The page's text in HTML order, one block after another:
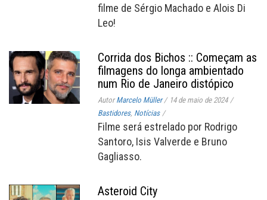
filme de Sérgio Machado e Alois Di
Leo!
Corrida dos Bichos :: Começam as
filmagens do longa ambientado
num Rio de Janeiro distópico
AutorMarcelo Müller / 14 de maio de 2024 /
Bastidores, Notícias /
Filme será estrelado por Rodrigo
Santoro, Isis Valverde e Bruno
Gagliasso.
Asteroid City